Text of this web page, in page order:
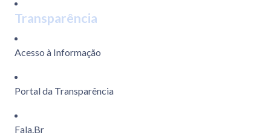
Transparência
Acesso à Informação
Portal da Transparência
Fala.Br